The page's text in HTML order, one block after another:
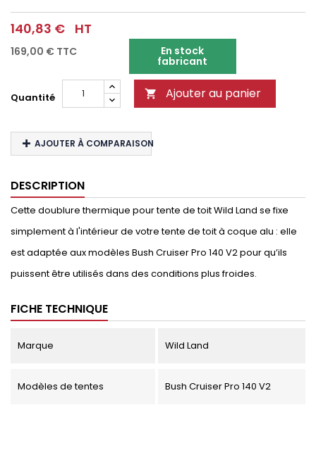
140,83 € HT
169,00 € TTC En stock
fabricant
Quantité  Ajouter au panier
AJOUTER À COMPARAISON
DESCRIPTION
Cette doublure thermique pour tente de toit Wild Land se fixe
simplement à l'intérieur de votre tente de toit à coque alu : elle
est adaptée aux modèles Bush Cruiser Pro 140 V2 pour qu’ils
puissent être utilisés dans des conditions plus froides.
FICHE TECHNIQUE
Marque Wild Land
Modèles de tentes Bush Cruiser Pro 140 V2